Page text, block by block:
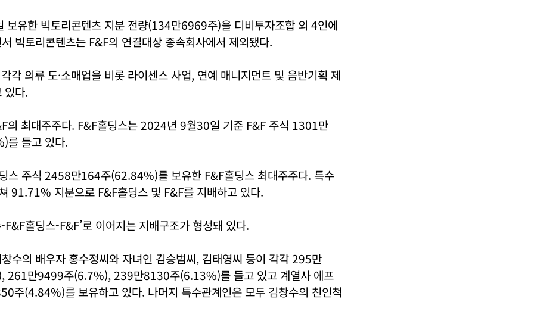
유한 빅토리콘텐츠 지분 전량(134만6969주)을 디비투자조합 외 4인에
빅토리콘텐츠는 F&F의 연결대상 종속회사에서 제외됐다.
각 의류 도·소매업을 비롯 라이센스 사업, 연예 매니지먼트 및 음반기획 제
있다.
의 최대주주다. F&F홀딩스는 2024년 9월30일 기준 F&F 주식 1301만
들고 있다.
스 주식 2458만164주(62.84%)를 보유한 F&F홀딩스 최대주주다. 특수
91.71% 지분으로 F&F홀딩스 및 F&F를 지배하고 있다.
F&F홀딩스-F&F’로 이어지는 지배구조가 형성돼 있다.
수의 배우자 홍수정씨와 자녀인 김승범씨, 김태영씨 등이 각각 295만
261만9499주(6.7%), 239만8130주(6.13%)를 들고 있고 계열사 에프
주(4.84%)를 보유하고 있다. 나머지 특수관계인은 모두 김창수의 친인척